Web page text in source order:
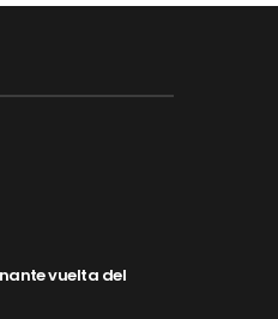
vuelta del